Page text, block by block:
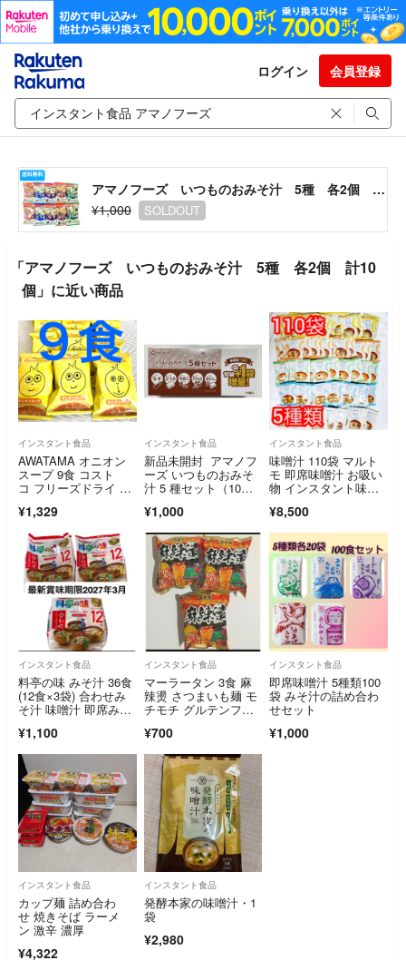
ログイン 会員登録
アマノフーズ いつものおみそ汁 5種 各2個 計10個
¥1,000
SOLDOUT
「アマノフーズ いつものおみそ汁 5種 各2個 計10
個」に近い商品
インスタント食品
AWATAMA オニオン
スープ 9食 コスト
コ フリーズドライ ア
¥1,329
インスタント食品
新品未開封 アマノフ
ーズ いつものおみそ
汁 5 種セット（10食
¥1,000
インスタント食品
味噌汁 110袋 マルト
モ 即席味噌汁 お吸い
物 インスタント味噌
¥8,500
インスタント食品
料亭の味 みそ汁 36食
(12食×3袋) 合わせみ
そ汁 味噌汁 即席みそ
¥1,100
インスタント食品
マーラータン 3食 麻
辣燙 さつまいも麺 モ
チモチ グルテンフリ
¥700
インスタント食品
即席味噌汁 5種類100
袋 みそ汁の詰め合わ
せセット
¥1,000
インスタント食品
カップ麺 詰め合わ
せ 焼きそば ラーメ
ン 激辛 濃厚
¥4,322
インスタント食品
発酵本家の味噌汁・1
袋
¥2,980